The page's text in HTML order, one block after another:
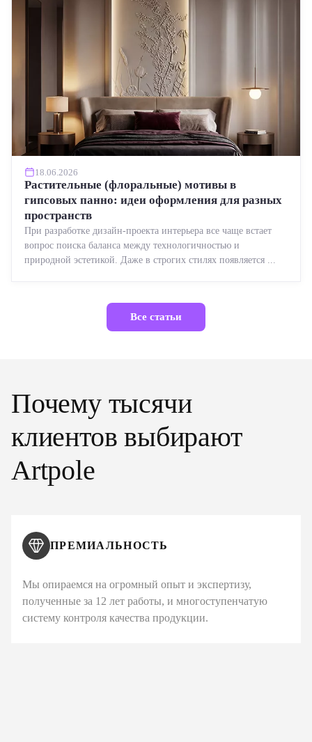
18.06.2026
Растительные (флоральные) мотивы в
гипсовых панно: идеи оформления для разных
пространств
При разработке дизайн-проекта интерьера все чаще встает
вопрос поиска баланса между технологичностью и
природной эстетикой. Даже в строгих стилях появляется ...
Все статьи
Почему тысячи
клиентов выбирают
Artpole
ПРЕМИАЛЬНОСТЬ
Мы опираемся на огромный опыт и экспертизу,
полученные за 12 лет работы, и многоступенчатую
систему контроля качества продукции.